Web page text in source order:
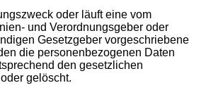
oder läuft eine vom
und Verordnungsgeber oder
Gesetzgeber vorgeschriebene
die personenbezogenen Daten
den gesetzlichen
gelöscht.